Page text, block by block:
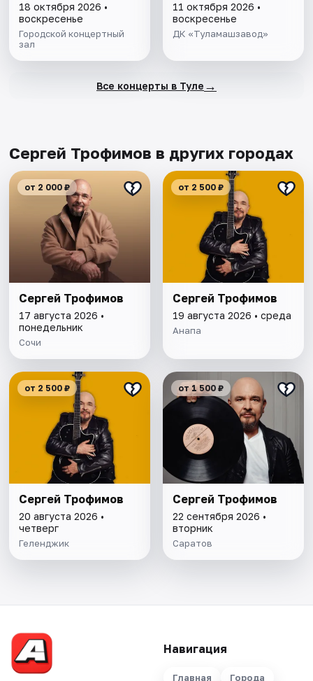
18 октября 2026 •
воскресенье
Городской концертный
зал
11 октября 2026 •
воскресенье
ДК «Туламашзавод»
Все концерты в Туле →
Сергей Трофимов в других городах
от 2 000 ₽
Сергей Трофимов
17 августа 2026 •
понедельник
Сочи
от 2 500 ₽
Сергей Трофимов
19 августа 2026 • среда
Анапа
от 2 500 ₽
Сергей Трофимов
20 августа 2026 •
четверг
Геленджик
от 1 500 ₽
Сергей Трофимов
22 сентября 2026 •
вторник
Саратов
Навигация
Главная Города